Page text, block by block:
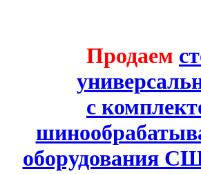
Продаем
с
оборудования